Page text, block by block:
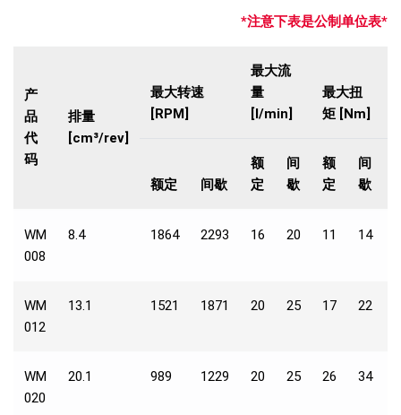
*注意下表是公制单位表*
产
品
代
码
排量
[cm³/rev]
最大转速
[RPM]
最大流
量
[l/min]
最大扭
矩 [Nm]
额定 间歇
额
定
间
歇
额
定
间
歇
WM
008
8.4 1864 2293 16 20 11 14
WM
012
13.1 1521 1871 20 25 17 22
WM
020
20.1 989 1229 20 25 26 34